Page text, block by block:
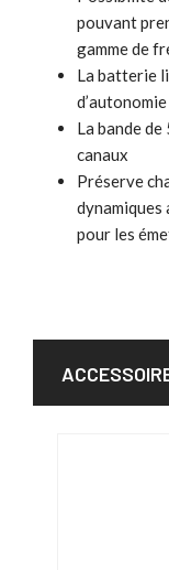
pouvant
gamme de
La batterie
La bande
canaux
Préserve
dynamiques
pour les